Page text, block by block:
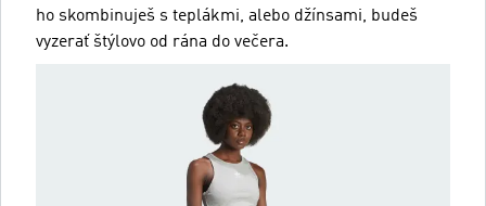
ho skombinuješ s teplákmi, alebo džínsami, budeš
vyzerať štýlovo od rána do večera.